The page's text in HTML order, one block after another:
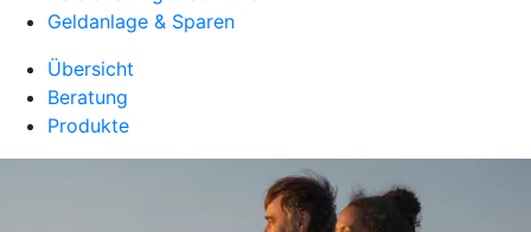
Geldanlage & Sparen
Übersicht
Beratung
Produkte